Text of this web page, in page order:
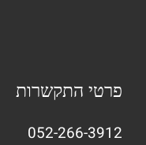
פרטי התקשרות
052-266-3912